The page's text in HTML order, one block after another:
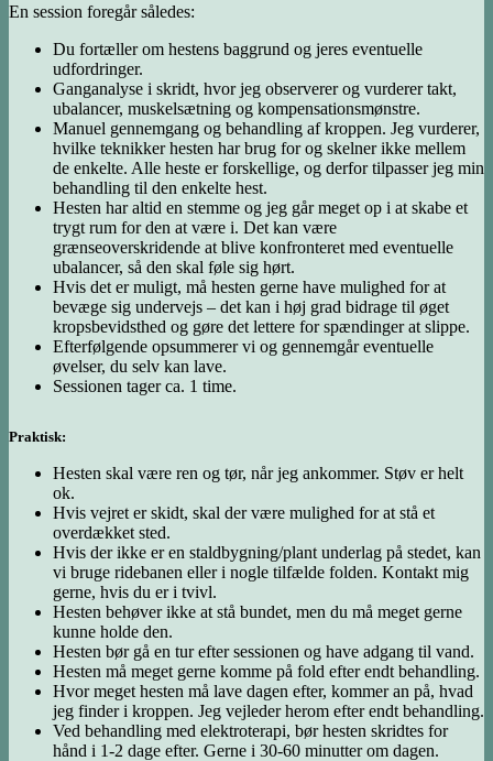
En session foregår således:
Du fortæller om hestens baggrund og jeres eventuelle
udfordringer.
Ganganalyse i skridt, hvor jeg observerer og vurderer takt,
ubalancer, muskelsætning og kompensationsmønstre.
Manuel gennemgang og behandling af kroppen. Jeg vurderer,
hvilke teknikker hesten har brug for og skelner ikke mellem
de enkelte. Alle heste er forskellige, og derfor tilpasser jeg min
behandling til den enkelte hest.
Hesten har altid en stemme og jeg går meget op i at skabe et
trygt rum for den at være i. Det kan være
grænseoverskridende at blive konfronteret med eventuelle
ubalancer, så den skal føle sig hørt.
Hvis det er muligt, må hesten gerne have mulighed for at
bevæge sig undervejs – det kan i høj grad bidrage til øget
kropsbevidsthed og gøre det lettere for spændinger at slippe.
Efterfølgende opsummerer vi og gennemgår eventuelle
øvelser, du selv kan lave.
Sessionen tager ca. 1 time.
Praktisk:
Hesten skal være ren og tør, når jeg ankommer. Støv er helt
ok.
Hvis vejret er skidt, skal der være mulighed for at stå et
overdækket sted.
Hvis der ikke er en staldbygning/plant underlag på stedet, kan
vi bruge ridebanen eller i nogle tilfælde folden. Kontakt mig
gerne, hvis du er i tvivl.
Hesten behøver ikke at stå bundet, men du må meget gerne
kunne holde den.
Hesten bør gå en tur efter sessionen og have adgang til vand.
Hesten må meget gerne komme på fold efter endt behandling.
Hvor meget hesten må lave dagen efter, kommer an på, hvad
jeg finder i kroppen. Jeg vejleder herom efter endt behandling.
Ved behandling med elektroterapi, bør hesten skridtes for
hånd i 1-2 dage efter. Gerne i 30-60 minutter om dagen.